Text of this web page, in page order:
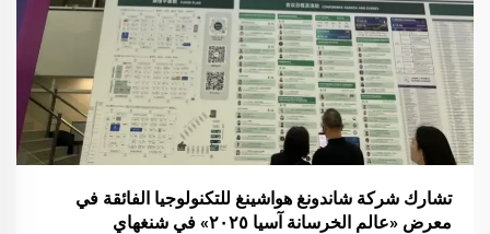
تشارك شركة شاندونغ هواشينغ للتكنولوجيا الفائقة في
معرض «عالم الخرسانة آسيا ٢٠٢٥» في شنغهاي